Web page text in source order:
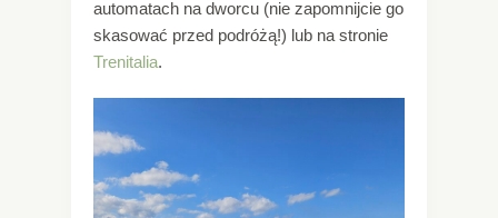
automatach na dworcu (nie zapomnijcie go
skasować przed podróżą!) lub na stronie
Trenitalia.